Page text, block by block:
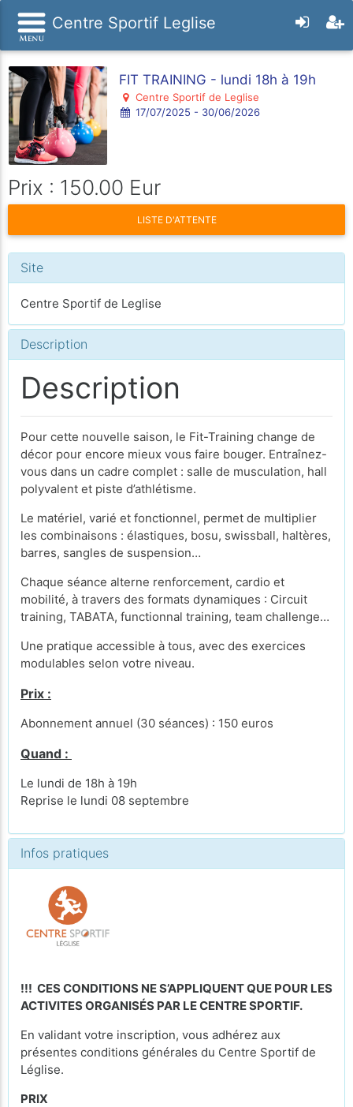
Centre Sportif Leglise
FIT TRAINING - lundi 18h à 19h
Centre Sportif de Leglise
17/07/2025 - 30/06/2026
Prix : 150.00 Eur
LISTE D'ATTENTE
Site
Centre Sportif de Leglise
Description
Description
Pour cette nouvelle saison, le Fit-Training change de
décor pour encore mieux vous faire bouger. Entraînez-
vous dans un cadre complet : salle de musculation, hall
polyvalent et piste d’athlétisme.
Le matériel, varié et fonctionnel, permet de multiplier
les combinaisons : élastiques, bosu, swissball, haltères,
barres, sangles de suspension…
Chaque séance alterne renforcement, cardio et
mobilité, à travers des formats dynamiques : Circuit
training, TABATA, functionnal training, team challenge…
Une pratique accessible à tous, avec des exercices
modulables selon votre niveau.
Prix :
Abonnement annuel (30 séances) : 150 euros
Quand :
Le lundi de 18h à 19h
Reprise le lundi 08 septembre
Infos pratiques
!!! CES CONDITIONS NE S’APPLIQUENT QUE POUR LES
ACTIVITES ORGANISÉS PAR LE CENTRE SPORTIF.
En validant votre inscription, vous adhérez aux
présentes conditions générales du Centre Sportif de
Léglise.
PRIX